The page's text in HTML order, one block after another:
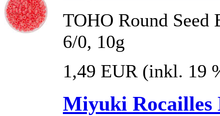
TOHO Round Seed
6/0, 10g
1,49 EUR (inkl. 19
Miyuki Rocailles